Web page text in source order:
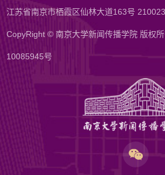
江苏省南京市栖霞区仙林大道163号 210023
CopyRight © 南京大学新闻传播学院 版
10085945号